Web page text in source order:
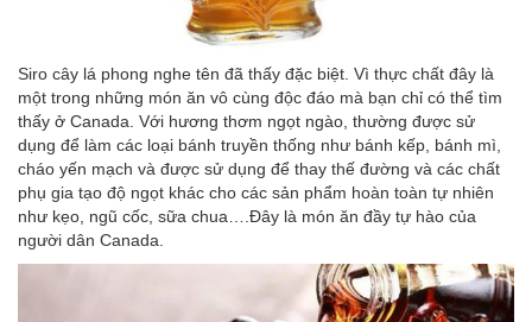
Siro cây lá phong nghe tên đã thấy đặc biệt. Vì thực chất đây là
một trong những món ăn vô cùng độc đáo mà bạn chỉ có thể tìm
thấy ở Canada. Với hương thơm ngọt ngào, thường được sử
dụng để làm các loại bánh truyền thống như bánh kếp, bánh mì,
cháo yến mạch và được sử dụng để thay thế đường và các chất
phụ gia tạo độ ngọt khác cho các sản phẩm hoàn toàn tự nhiên
như kẹo, ngũ cốc, sữa chua….Đây là món ăn đầy tự hào của
người dân Canada.